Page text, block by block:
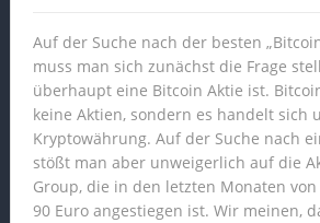
Auf der Suche nach der besten
muss man sich zunächst die Frage
überhaupt eine Bitcoin Aktie ist.
keine Aktien, sondern es handelt sich
Kryptowährung. Auf der Suche nach
stößt man aber unweigerlich auf die
Group, die in den letzten Monaten
90 Euro angestiegen ist. Wir meinen,